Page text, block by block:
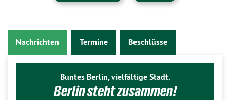
Nachrichten Termine Beschlüsse
Buntes Berlin, vielfältige Stadt.
Berlin steht zusammen!